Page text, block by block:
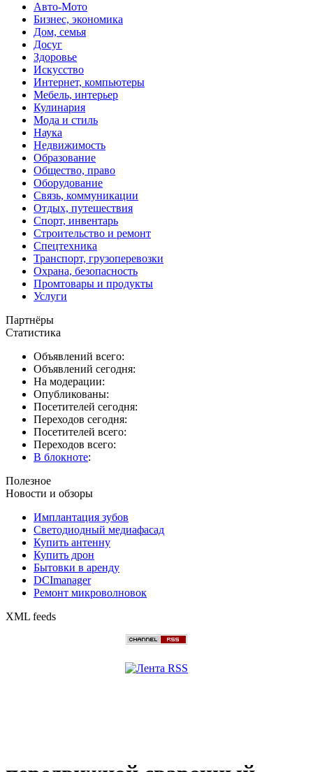
Авто-Мото
Бизнес, экономика
Дом, семья
Досуг
Здоровье
Искусство
Интернет, компьютеры
Мебель, интерьер
Кулинария
Мода и стиль
Наука
Недвижимость
Образование
Общество, право
Оборудование
Связь, коммуникации
Отдых, путешествия
Спорт, инвентарь
Строительство и ремонт
Спецтехника
Транспорт, грузоперевозки
Охрана, безопасность
Промтовары и продукты
Услуги
Партнёры
Статистика
Объявлений всего:
Объявлений сегодня:
На модерации:
Опубликованы:
Посетителей сегодня:
Переходов сегодня:
Посетителей всего:
Переходов всего:
В блокноте:
Полезное
Новости и обзоры
Имплантация зубов
Светодиодный медиафасад
Купить антенну
Купить дрон
Бытовки в аренду
DCImanager
Ремонт микроволновок
XML feeds